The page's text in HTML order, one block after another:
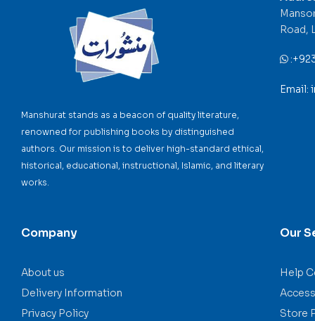
Manshurat stands as a beacon of quality literature,
renowned for publishing books by distinguished
authors. Our mission is to deliver high-standard ethical,
historical, educational, instructional, Islamic, and literary
works.
Company
About us
Delivery Information
Privacy Policy
Our
Help
Store
Road,
:
Email: